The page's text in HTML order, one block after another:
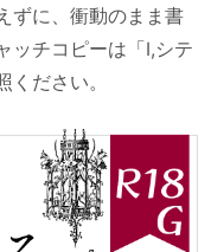
ずに、衝動のまま書
ッチコピーは「I,シテ
ださい。